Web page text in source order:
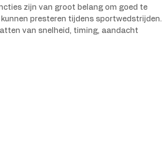
zijn van groot belang om goed te
presteren tijdens sportwedstrijden.
van snelheid, timing, aandacht